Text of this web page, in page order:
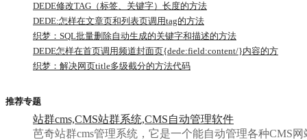
DEDE修改TAG（标签、关键字）长度的方法
DEDE:怎样在文章页和列表页调用tag的方法
织梦：SQL批量删除自动生成的关键字和描述的方法
DEDE怎样在首页调用频道封面页{dede:field:content/}内容的方
法
织梦：解决网页title多级截分的方法代码
推荐专题
站群cms,CMS站群系统,CMS自动管理软件
芭奇站群cms管理系统，它是一个能自动管理各种CMS网